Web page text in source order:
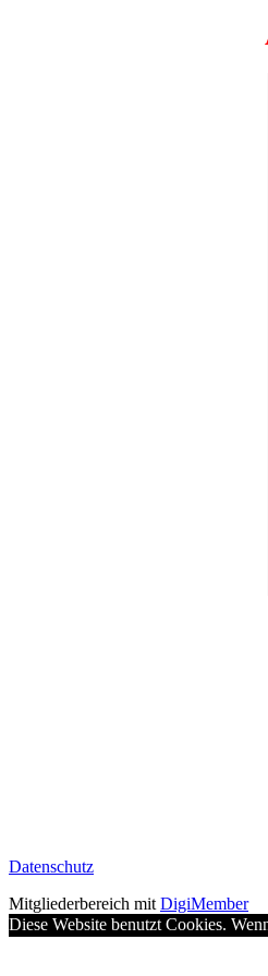
Datenschutz
Mitgliederbereich mit DigiMember
Diese Website benutzt Cookies.